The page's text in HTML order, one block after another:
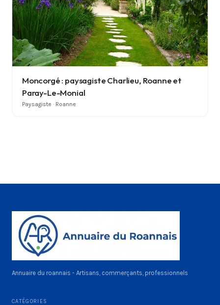
Moncorgé : paysagiste Charlieu, Roanne et
Paray-Le-Monial
Paysagiste · Roanne
Annuaire du roannais - Artisans, commerçants, professionnels
CATÉGORIES